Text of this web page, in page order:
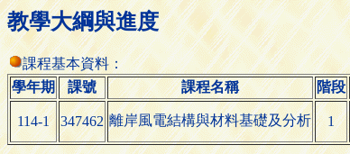
教學大綱與進度
課程基本資料：
學年期
課號 課程名稱 階段
114-1 347462 離岸風電結構與材料基礎及分析 1